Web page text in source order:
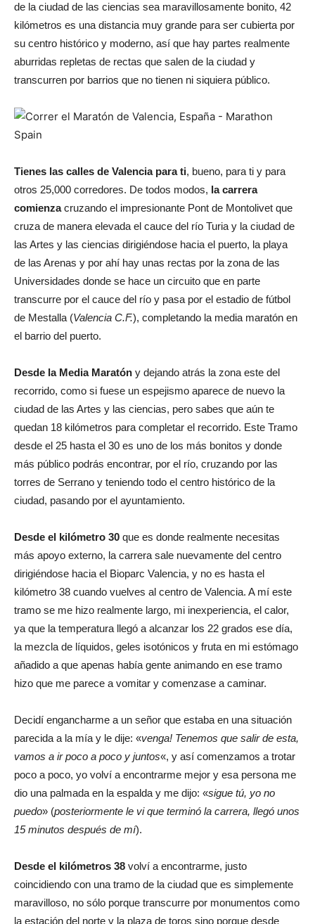
de la ciudad de las ciencias sea maravillosamente bonito, 42
kilómetros es una distancia muy grande para ser cubierta por
su centro histórico y moderno, así que hay partes realmente
aburridas repletas de rectas que salen de la ciudad y
transcurren por barrios que no tienen ni siquiera público.
Tienes las calles de Valencia para ti, bueno, para ti y para
otros 25,000 corredores. De todos modos, la carrera
comienzacruzando el impresionante Pont de Montolivet que
cruza de manera elevada el cauce del río Turia y la ciudad de
las Artes y las ciencias dirigiéndose hacia el puerto, la playa
de las Arenas y por ahí hay unas rectas por la zona de las
Universidades donde se hace un circuito que en parte
transcurre por el cauce del río y pasa por el estadio de fútbol
de Mestalla (Valencia C.F.), completando la media maratón en
el barrio del puerto.
Desde la Media Maratón y dejando atrás la zona este del
recorrido, como si fuese un espejismo aparece de nuevo la
ciudad de las Artes y las ciencias, pero sabes que aún te
quedan 18 kilómetros para completar el recorrido. Este Tramo
desde el 25 hasta el 30 es uno de los más bonitos y donde
más público podrás encontrar, por el río, cruzando por las
torres de Serrano y teniendo todo el centro histórico de la
ciudad, pasando por el ayuntamiento.
Desde el kilómetro 30 que es donde realmente necesitas
más apoyo externo, la carrera sale nuevamente del centro
dirigiéndose hacia el Bioparc Valencia, y no es hasta el
kilómetro 38 cuando vuelves al centro de Valencia. A mí este
tramo se me hizo realmente largo, mi inexperiencia, el calor,
ya que la temperatura llegó a alcanzar los 22 grados ese día,
la mezcla de líquidos, geles isotónicos y fruta en mi estómago
añadido a que apenas había gente animando en ese tramo
hizo que me parece a vomitar y comenzase a caminar.
Decidí engancharme a un señor que estaba en una situación
parecida a la mía y le dije: «venga! Tenemos que salir de esta,
vamos a ir poco a poco y juntos«, y así comenzamos a trotar
poco a poco, yo volví a encontrarme mejor y esa persona me
dio una palmada en la espalda y me dijo: «sigue tú, yo no
puedo» (posteriormente le vi que terminó la carrera, llegó unos
15 minutos después de mí).
Desde el kilómetros 38 volví a encontrarme, justo
coincidiendo con una tramo de la ciudad que es simplemente
maravilloso, no sólo porque transcurre por monumentos como
la estación del norte y la plaza de toros sino porque desde